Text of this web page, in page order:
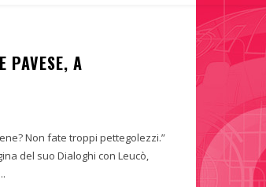
PAVESE, A
Non fate troppi pettegolezzi.”
del suo Dialoghi con Leucò,